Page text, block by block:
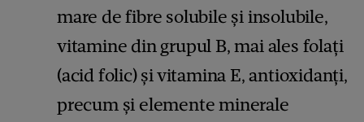
mare de fibre solubile și insolubile,
vitamine din grupul B, mai ales folați
(acid folic) și vitamina E, antioxidanți,
precum și elemente minerale